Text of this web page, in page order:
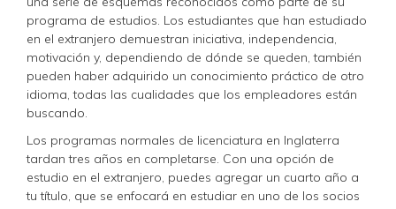
programa de estudios. Los estudiantes que han estudiado
en el extranjero demuestran iniciativa, independencia,
motivación y, dependiendo de dónde se queden, también
pueden haber adquirido un conocimiento práctico de otro
idioma, todas las cualidades que los empleadores están
buscando.
Los programas normales de licenciatura en Inglaterra
tardan tres años en completarse. Con una opción de
estudio en el extranjero, puedes agregar un cuarto año a
tu título, que se enfocará en estudiar en uno de los socios